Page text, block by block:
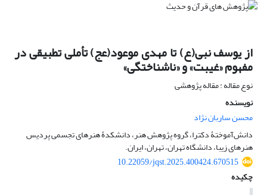
از یوسف نبی(ع) تا مهدی موعود(عج)‏ تأملی تطبیقی در
مفهوم «غیبت» و «ناشناختگی»
نوع مقاله : مقاله پژوهشی
نویسنده
محسن ساربان نژاد
دانش‌آموختۀ دکترا، گروه پژوهش هنر، دانشکدۀ هنرهای تجسمی پردیس
هنرهای زیبا، دانشگاه تهران، تهران، ایران.
10.22059/jqst.2025.400424.670515
چکیده